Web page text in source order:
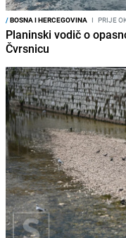
/BOSNA I HERCEGOVINA I PRIJE
Planinski vodič o
Čvrsnicu